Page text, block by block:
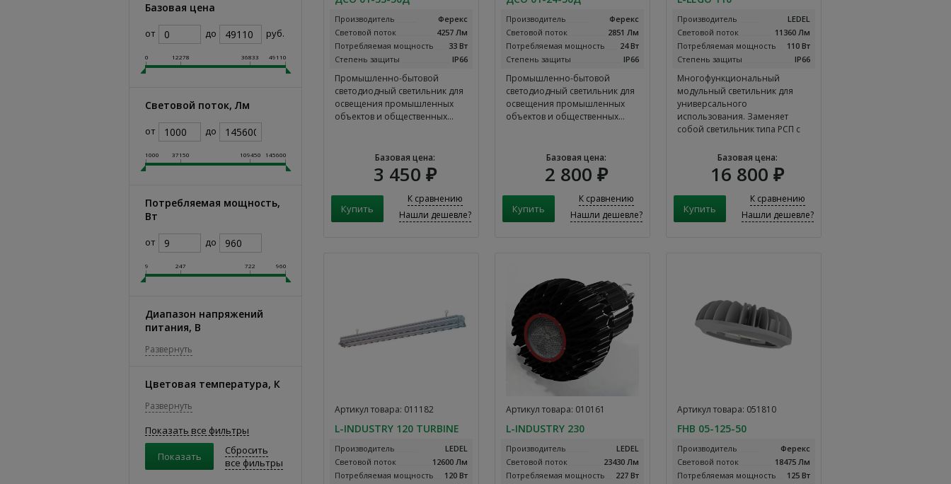
Базовая цена
от до руб.
0 12278 36833 49110
Световой поток, Лм
от до
1000 37150 109450 145600
Потребляемая мощность,
Вт
от до
9 247 722 960
Диапазон напряжений
питания, В
Развернуть
Цветовая температура, К
Развернуть
Показать все фильтры
Сбросить
все фильтры
Производитель
Ферекс
Световой поток
4257 Лм
Потребляемая мощность
33 Вт
Степень защиты
IP66
Промышленно-бытовой
светодиодный светильник для
освещения промышленных
объектов и общественных…
Базовая цена:
3 450 ₽
К сравнению
Нашли дешевле?
Производитель
Ферекс
Световой поток
2851 Лм
Потребляемая мощность
24 Вт
Степень защиты
IP66
Промышленно-бытовой
светодиодный светильник для
освещения промышленных
объектов и общественных…
Базовая цена:
2 800 ₽
К сравнению
Нашли дешевле?
Производитель
LEDEL
Световой поток
11360 Лм
Потребляемая мощность
110 Вт
Степень защиты
IP66
Многофункциональный
модульный светильник для
универсального
использования. Заменяет
собой светильник типа РСП с
Базовая цена:
16 800 ₽
К сравнению
Нашли дешевле?
Артикул товара: 011182
L-INDUSTRY 120 TURBINE
Производитель
LEDEL
Световой поток
12600 Лм
Потребляемая мощность
120 Вт
Артикул товара: 010161
L-INDUSTRY 230
Производитель
LEDEL
Световой поток
23430 Лм
Потребляемая мощность
227 Вт
Артикул товара: 051810
FHB 05-125-50
Производитель
Ферекс
Световой поток
18475 Лм
Потребляемая мощность
125 Вт